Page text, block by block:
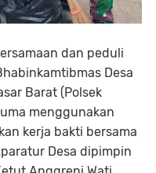
dan peduli
Desa
Barat (Polsek
menggunakan
kerja bakti bersama
Desa dipimpin